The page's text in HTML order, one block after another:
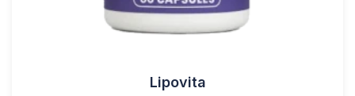
Lipovita